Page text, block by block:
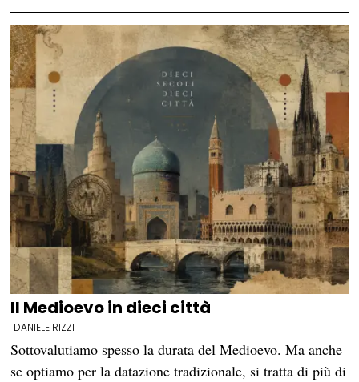
Il Medioevo in dieci città
DANIELE RIZZI
Sottovalutiamo spesso la durata del Medioevo. Ma anche
se optiamo per la datazione tradizionale, si tratta di più di